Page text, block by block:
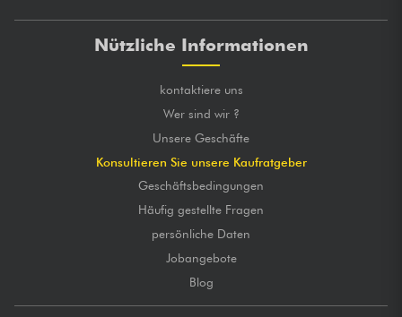
Nützliche Informationen
kontaktiere uns
Wer sind wir ?
Unsere Geschäfte
Konsultieren Sie unsere Kaufratgeber
Geschäftsbedingungen
Häufig gestellte Fragen
persönliche Daten
Jobangebote
Blog